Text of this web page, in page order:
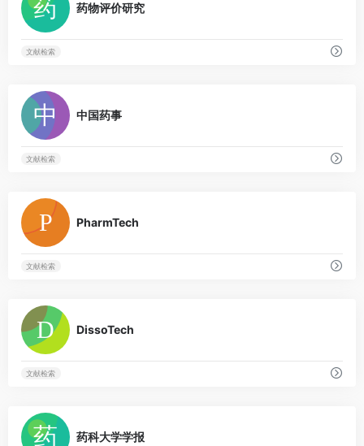
药物评价研究
文献检索
中国药事
文献检索
PharmTech
文献检索
DissoTech
文献检索
药科大学学报